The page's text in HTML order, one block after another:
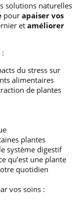
solutions naturelles
pour apaiser vos
et améliorer
du stress sur
alimentaires
de plantes
plantes
système digestif
qu’est une plante
quotidien
vos soins :